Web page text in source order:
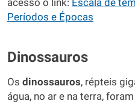
acesso o link: Escala de
Períodos e Épocas
Dinossauros
Os dinossauros, répteis
água, no ar e na terra,